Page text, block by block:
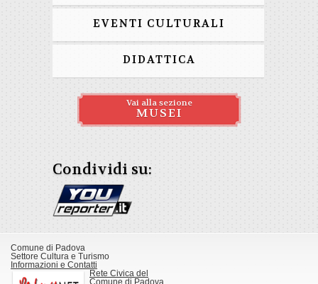
EVENTI CULTURALI
DIDATTICA
Vai alla sezione
MUSEI
Condividi su:
Comune di Padova
Settore Cultura e Turismo
Informazioni e Contatti
Rete Civica del
Comune di Padova